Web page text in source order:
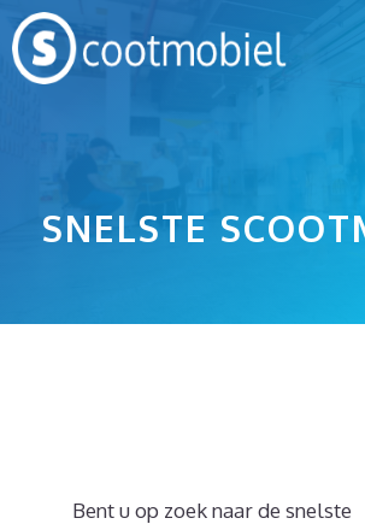
Spring
naar
inhoud
SNELSTE
Bent u op zoek naar de snelste